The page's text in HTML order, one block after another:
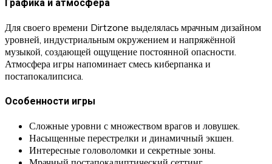
Графика и атмосфера
Для своего времени Dirtzone выделялась мрачным дизайном
уровней, индустриальным окружением и напряжённой
музыкой, создающей ощущение постоянной опасности.
Атмосфера игры напоминает смесь киберпанка и
постапокалипсиса.
Особенности игры
Сложные уровни с множеством врагов и ловушек.
Насыщенные перестрелки и динамичный экшен.
Интересные головоломки и секретные зоны.